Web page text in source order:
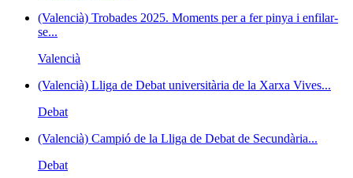
(Valencià) Trobades 2025. Moments per a fer pinya i enfilar-
se...
Valencià
(Valencià) Lliga de Debat universitària de la Xarxa Vives...
Debat
(Valencià) Campió de la Lliga de Debat de Secundària...
Debat